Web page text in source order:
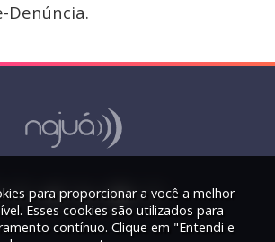
Denúncia.
para proporcionar a você a melhor
Esses cookies são utilizados para
contínuo. Clique em "Entendi e